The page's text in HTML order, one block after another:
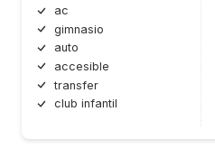
ac
gimnasio
auto
accesible
transfer
club infantil